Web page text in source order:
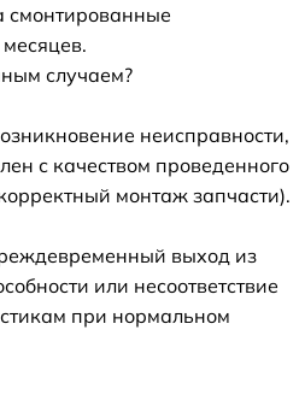
смонтированные
случаем?
неисправности,
с качеством проведенного
монтаж запчасти).
выход из
или несоответствие
при нормальном